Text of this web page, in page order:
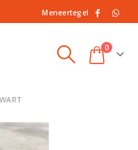
Meneertegel
0